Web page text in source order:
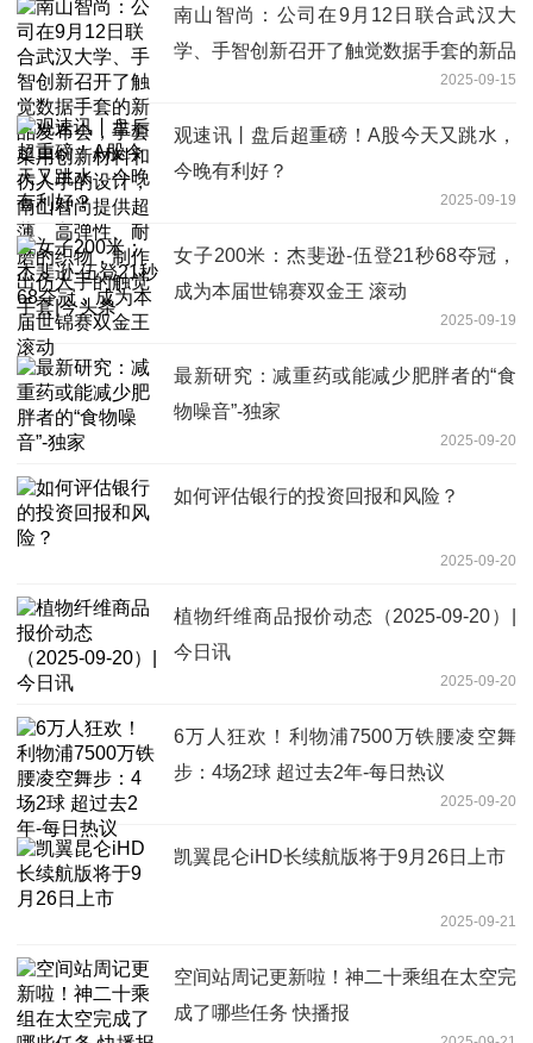
南山智尚：公司在9月12日联合武汉大
学、手智创新召开了触觉数据手套的新品
发布会，手套采用创新材料和仿人手的设
计，南山智尚提供超薄、高弹性、耐磨的
织物，制作出仿人手的触觉手套|今头条
2025-09-15
观速讯丨盘后超重磅！A股今天又跳水，
今晚有利好？
2025-09-19
女子200米：杰斐逊-伍登21秒68夺冠，
成为本届世锦赛双金王 滚动
2025-09-19
最新研究：减重药或能减少肥胖者的“食
物噪音”-独家
2025-09-20
如何评估银行的投资回报和风险？
2025-09-20
植物纤维商品报价动态（2025-09-20）|
今日讯
2025-09-20
6万人狂欢！利物浦7500万铁腰凌空舞
步：4场2球 超过去2年-每日热议
2025-09-20
凯翼昆仑iHD长续航版将于9月26日上市
2025-09-21
空间站周记更新啦！神二十乘组在太空完
成了哪些任务 快播报